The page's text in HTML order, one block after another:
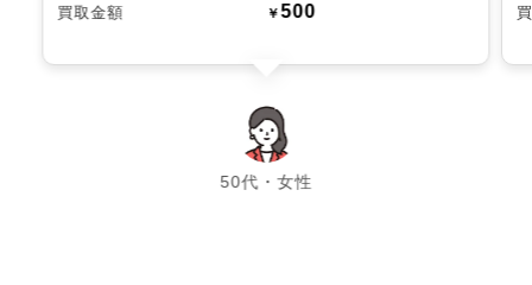
買取金額 ￥500
50代・女性
chevron_left chevron_right